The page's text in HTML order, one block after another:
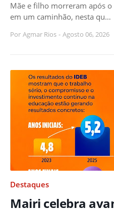
Mãe e filho morreram após
em um caminhão, nesta qu…
Por Agmar Rios - Agosto 06, 2026
Destaques
Mairi celebra